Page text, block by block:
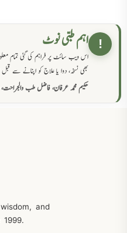
! اہم طبی نوٹ
اس ویب سائٹ پر فراہم کی گئی تمام
بھی نسخہ، دوا یا علاج کو اپنانے سے
حکیم محمد عرفان، فاضل طب
and